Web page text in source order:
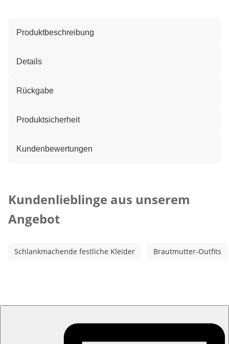
Produktbeschreibung
Details
Rückgabe
Produktsicherheit
Kundenbewertungen
Kundenlieblinge aus unserem
Angebot
Schlankmachende festliche Kleider Brautmutter-Outfits